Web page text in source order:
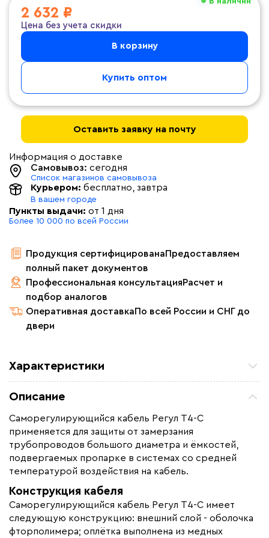
2 632 ₽
Цена без учета скидки
В корзину
Купить оптом
Оставить заявку на почту
Информация о доставке
Самовывоз: сегодня
Список магазинов самовывоза
Курьером: бесплатно , завтра
В вашем городе
Пункты выдачи: от 1 дня
Более 10 000 по всей России
Продукция сертифицированаПредоставляем
полный пакет документов
Профессиональная консультацияРасчет и
подбор аналогов
Оперативная доставкаПо всей России и СНГ до
двери
Характеристики
Назначение
Для водопровода, Для
нефте -газопроводов, Для
резервуаров и емкостей
Монтаж Внутренний, Наружный
Страна производства Россия
Гарантия (год)
Описание
Саморегулирующийся кабель Регул Т4-С
применяется для защиты от замерзания
трубопроводов большого диаметра и ёмкостей,
подвергаемых пропарке в системах со средней
температурой воздействия на кабель.
Конструкция кабеля
Саморегулирующийся кабель Регул Т4-С имеет
следующую конструкцию: внешний слой - оболочка
фторполимера; оплётка выполнена из медных